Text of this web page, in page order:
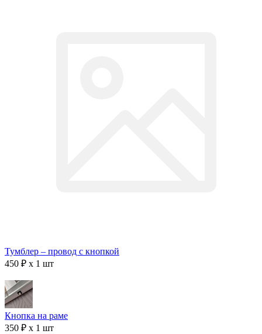
Тумблер – провод с кнопкой
450 ₽ x 1 шт
Кнопка на раме
350 ₽ x 1 шт